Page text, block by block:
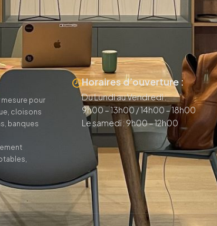
pour
cloisons
banques
Horaires d’ouverture :
Du Lundi au Vendredi :
9h00 – 13h00 / 14h00 – 18h00
Le samedi : 9h00 – 12h00